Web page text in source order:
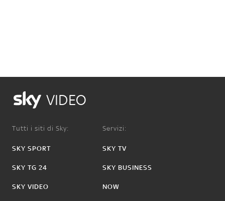
VIDEO
Tutti i siti di Sky:
SKY SPORT
SKY TG 24
SKY VIDEO
Servizi:
SKY TV
SKY BUSINESS
NOW